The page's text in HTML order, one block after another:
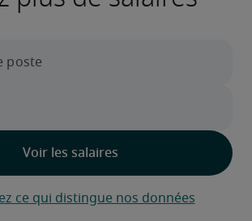
ce qui distingue nos données